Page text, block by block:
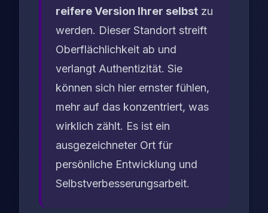
reifere Version Ihrer selbst zu
werden. Dieser Standort streift
Oberflächlichkeit ab und
verlangt Authentizität. Sie
können sich hier ernster fühlen,
mehr auf das konzentriert, was
wirklich zählt. Es ist ein
ausgezeichneter Ort für
persönliche Entwicklung und
Selbstverbesserungsarbeit.